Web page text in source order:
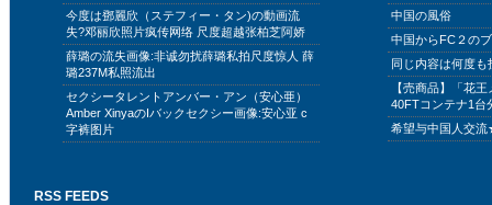
今度は鄧麗欣（ステフィー・タン)の動画流
失?邓丽欣照片疯传网络 尺度超越张柏芝阿娇
薛璐の流失画像:非诚勿扰薛璐私拍尺度惊人 薛
璐237M私照流出
セクシータレントアンバー・アン（安心亜）
Amber XinyaのIバックセクシー画像:安心亚 c
字裤图片
中国の風俗
中国からFC２の
同じ内容は何度
【売商品】「花
40FTコンテナ1台
希望与中国人交
RSS FEEDS